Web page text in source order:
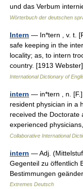
und das Verbum
Wörterbuch der deutschen
Intern — In*tern , v. t.
safe keeping in the
locality; as, to intern
country. [1913
International Dictionary of
intern — in*tern , n.
resident physician in a
received the Doctorate
experienced
Collaborative International
intern — Adj.
Gegenteil zu öffentlich
Bestimmungen
Extremes Deutsch